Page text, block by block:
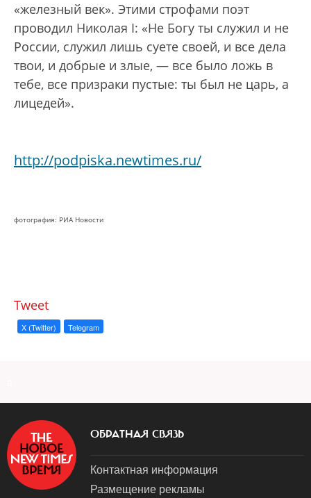
«железный век». Этими строфами поэт
проводил Николая I: «Не Богу ты служил и не
России, служил лишь суете своей, и все дела
твои, и добрые и злые, — все было ложь в
тебе, все призраки пустые: ты был не царь, а
лицедей».
http://podpiska.newtimes.ru/
фотография: РИА Новости
Tweet
X (Twitter) Telegram
ОБРАТНАЯ СВЯЗЬ
Контактная информация
Размещение рекламы